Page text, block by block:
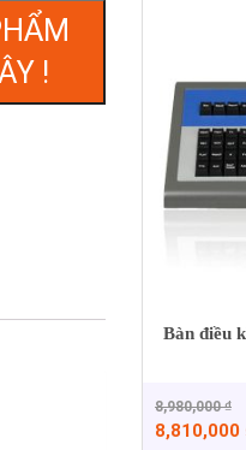
!
Bàn điều
8,980,000₫
8,810,000